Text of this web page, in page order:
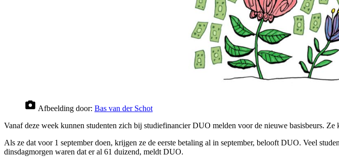
Afbeelding door: Bas van der Schot
Vanaf deze week kunnen studenten zich bij studiefinancier DUO melden voor de nieuwe basisbeurs.
Als ze dat voor 1 september doen, krijgen ze de eerste betaling al in september, belooft DUO. Veel
dinsdagmorgen waren dat er al 61 duizend, meldt DUO.